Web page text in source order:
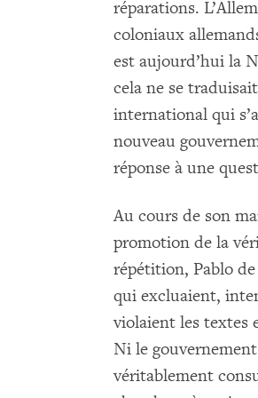
réparations.
coloniaux
est aujourd’hui la
cela ne se
international qui
nouveau
réponse à une
Au cours de son
promotion de la
répétition, Pablo
qui excluaient,
violaient les textes
Ni le
véritablement